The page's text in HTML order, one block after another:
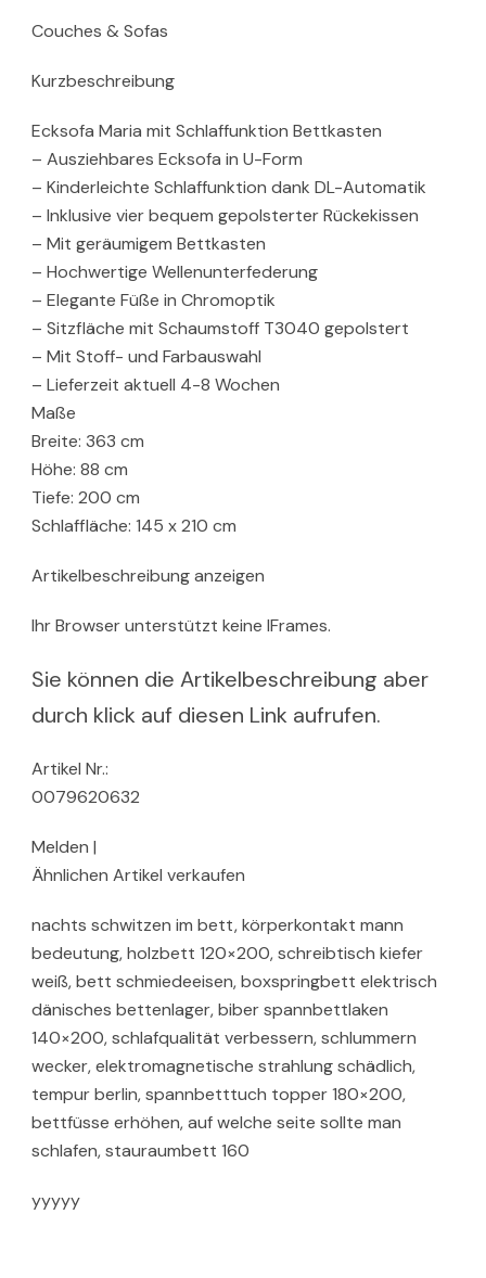
Couches & Sofas
Kurzbeschreibung
Ecksofa Maria mit Schlaffunktion Bettkasten
– Ausziehbares Ecksofa in U-Form
– Kinderleichte Schlaffunktion dank DL-Automatik
– Inklusive vier bequem gepolsterter Rückekissen
– Mit geräumigem Bettkasten
– Hochwertige Wellenunterfederung
– Elegante Füße in Chromoptik
– Sitzfläche mit Schaumstoff T3040 gepolstert
– Mit Stoff- und Farbauswahl
– Lieferzeit aktuell 4-8 Wochen
Maße
Breite: 363 cm
Höhe: 88 cm
Tiefe: 200 cm
Schlaffläche: 145 x 210 cm
Artikelbeschreibung anzeigen
Ihr Browser unterstützt keine IFrames.
Sie können die Artikelbeschreibung aber
durch klick auf diesen Link aufrufen.
Artikel Nr.:
0079620632
Melden |
Ähnlichen Artikel verkaufen
nachts schwitzen im bett, körperkontakt mann
bedeutung, holzbett 120×200, schreibtisch kiefer
weiß, bett schmiedeeisen, boxspringbett elektrisch
dänisches bettenlager, biber spannbettlaken
140×200, schlafqualität verbessern, schlummern
wecker, elektromagnetische strahlung schädlich,
tempur berlin, spannbetttuch topper 180×200,
bettfüsse erhöhen, auf welche seite sollte man
schlafen, stauraumbett 160
yyyyy